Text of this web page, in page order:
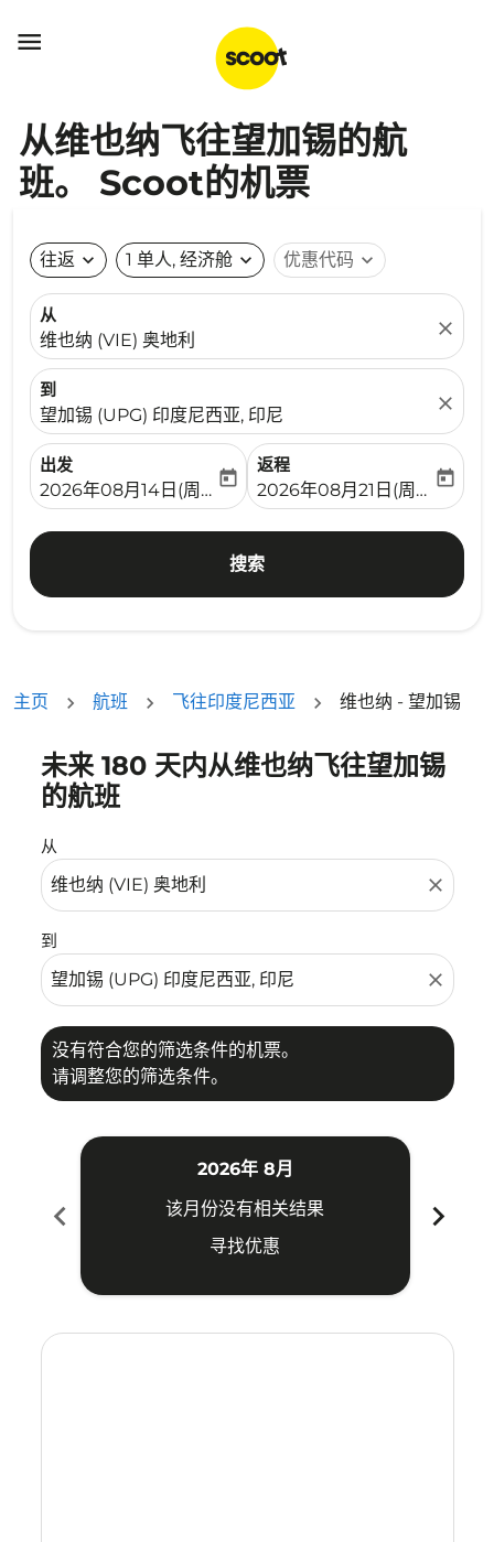

从维也纳飞往望加锡的航
班。 Scoot的机票
往返 expand_more 1 单人, 经济舱 expand_more 优惠代码 expand_more
从
维也纳 (VIE) 奥地利
close
到
望加锡 (UPG) 印度尼西亚, 印尼
close
出发
fc-booking-departure-date-aria-label
2026年08月14日(周五)
today
返程
fc-booking-return-date-
2026年08月21日(周五)
today
搜索
主页 航班 飞往印度尼西亚 维也纳 - 望加锡
未来 180 天内从维也纳飞往望加锡
的航班
从
close
到
close
没有符合您的筛选条件的机票。
请调整您的筛选条件。
没有符合您的筛选条件的机票。请调整您的筛选条件。
chevron_left
2026年 8月
该月份没有相关结果
寻找优惠
chevron_right